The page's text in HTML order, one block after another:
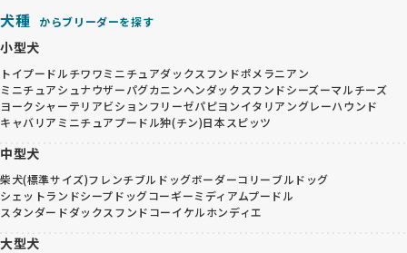
犬種 からブリーダーを探す
小型犬
トイプードルチワワミニチュアダックスフンドポメラニアン
ミニチュアシュナウザーパグカニンヘンダックスフンドシーズーマルチーズ
ヨークシャーテリアビションフリーゼパピヨンイタリアングレーハウンド
キャバリア ミニチュアプードル狆(チン)日本スピッツ
中型犬
柴犬(標準サイズ)フレンチブルドッグボーダーコリーブルドッグ
シェットランドシープドッグコーギーミディアムプードル
スタンダードダックスフンドコーイケルホンディエ
大型犬